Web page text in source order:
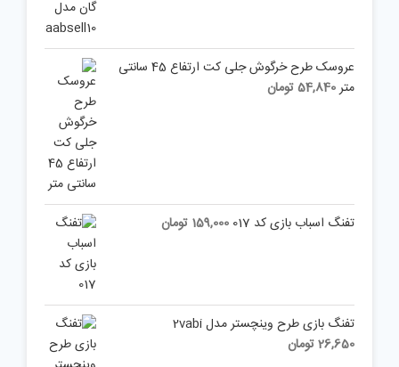
عروسک طرح خرگوش جلی کت ارتفاع 45 سانتی
متر54,840تومان
تفنگ اسباب بازی کد 017 159,000 تومان
تفنگ بازی طرح وینچستر مدل 2vabi
26,650تومان